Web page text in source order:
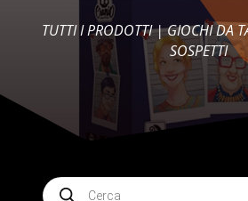
TUTTI I PRODOTTI|GIOCHI DA
SOSPETTI
Products
search